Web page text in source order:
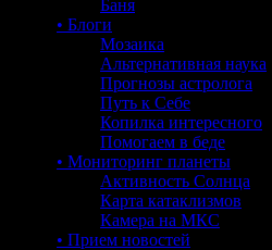
Баня
• Блоги
Мозаика
Альтернативная наука
Прогнозы астролога
Путь к Себе
Копилка интересного
Помогаем в беде
• Мониторинг планеты
Активность Солнца
Карта катаклизмов
Камера на МКС
• Прием новостей